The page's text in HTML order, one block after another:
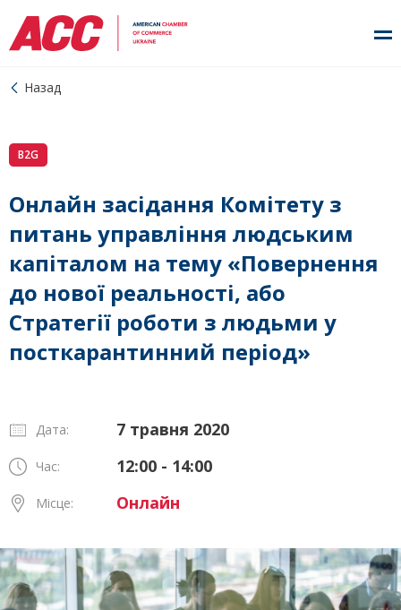
Назад
B2G
Онлайн засідання Комітету з
питань управління людським
капіталом на тему «Повернення
до нової реальності, або
Стратегії роботи з людьми у
посткарантинний період»
Дата: 7 травня 2020
Час: 12:00 - 14:00
Місце: Онлайн